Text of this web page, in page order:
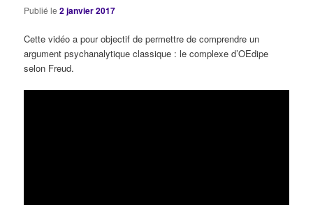
Publié le2 janvier 2017
Cette vidéo a pour objectif de permettre de comprendre un
argument psychanalytique classique : le complexe d’OEdipe
selon Freud.